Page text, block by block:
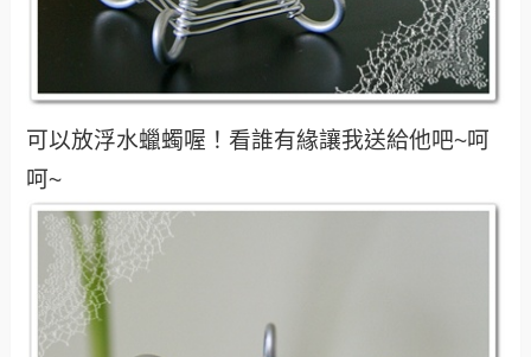
可以放浮水蠟蠋喔！看誰有緣讓我送給他吧~呵
呵~